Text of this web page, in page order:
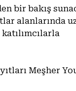
bir bakış
alanlarında
Meşher